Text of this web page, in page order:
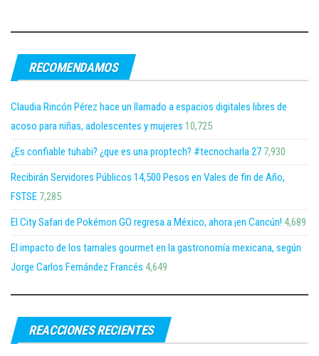
RECOMENDAMOS
Claudia Rincón Pérez hace un llamado a espacios digitales libres de
acoso para niñas, adolescentes y mujeres 10,725
¿Es confiable tuhabi? ¿que es una proptech? #tecnocharla 27 7,930
Recibirán Servidores Públicos 14,500 Pesos en Vales de fin de Año,
FSTSE 7,285
El City Safari de Pokémon GO regresa a México, ahora ¡en Cancún! 4,689
El impacto de los tamales gourmet en la gastronomía mexicana, según
Jorge Carlos Fernández Francés 4,649
REACCIONES RECIENTES